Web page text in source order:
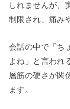
しれませんが、
制限され、痛み
会話の中で「ち
よね」と言われ
層筋の硬さが関
ます。